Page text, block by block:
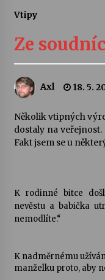
10.
28.
Vtipy
Ze
Axl 18. 5.
Několik vtipných
dostaly na
Fakt jsem se u
K rodinné bitce
nevěstu a babička
nemodlíte.“
K nadměrnému
manželku proto, aby